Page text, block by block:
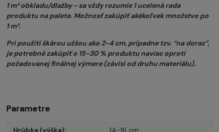
1 m² obkladu/dlažby - sa vždy rozumie 1 ucelená rada
produktu na palete. Možnosť zakúpiť akékoľvek množstvo po
1 m².
Pri použití škárou užšou ako 2-4 cm, prípadne tzv. “na doraz”,
je potrebné zakúpiť o 15-30 % produktu naviac oproti
požadovanej finálnej výmere (závisí od druhu materiálu).
Parametre
Hrúbka (výška) 14-16 cm